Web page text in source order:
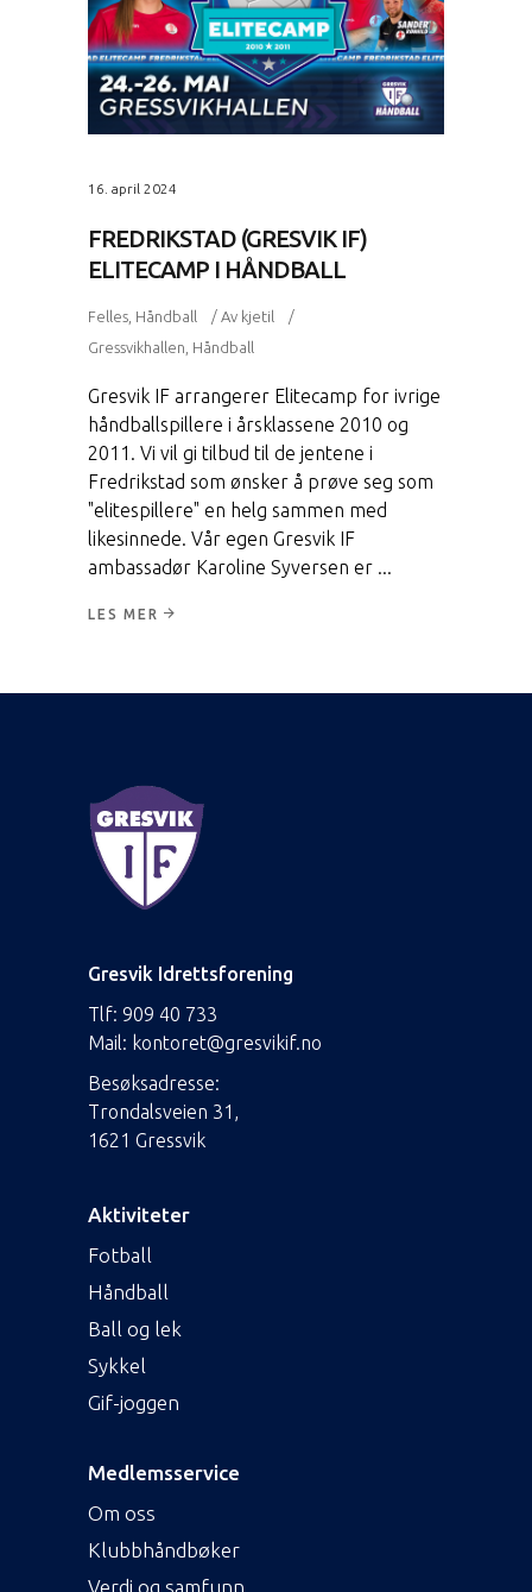
16. april 2024
FREDRIKSTAD (GRESVIK IF)
ELITECAMP I HÅNDBALL
Felles Håndball Av kjetil
Gressvikhallen Håndball
Gresvik IF arrangerer Elitecamp for ivrige
håndballspillere i årsklassene 2010 og
2011. Vi vil gi tilbud til de jentene i
Fredrikstad som ønsker å prøve seg som
"elitespillere" en helg sammen med
likesinnede. Vår egen Gresvik IF
ambassadør Karoline Syversen er
LES MER
Gresvik Idrettsforening
Tlf: 909 40 733
Mail: kontoret@gresvikif.no
Besøksadresse:
Trondalsveien 31,
1621 Gressvik
Aktiviteter
Fotball
Håndball
Ball og lek
Sykkel
Gif-joggen
Medlemsservice
Om oss
Klubbhåndbøker
Verdi og samfunn